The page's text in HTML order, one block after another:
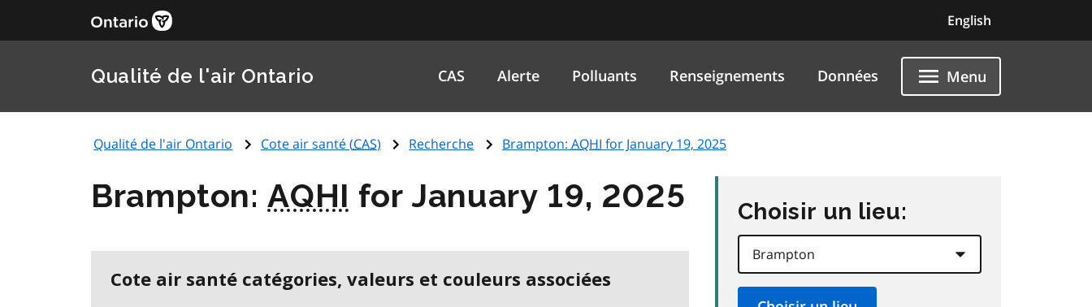
English
Qualité de l'air Ontario CAS Alerte Polluants Renseignements Données Menu
Qualité de l'air Ontario Cote air santé (CAS) Recherche Brampton: AQHI for January 19, 2025
Brampton:AQHI for January 19, 2025
Cote air santé catégories, valeurs et couleurs associées
Choisir un lieu: